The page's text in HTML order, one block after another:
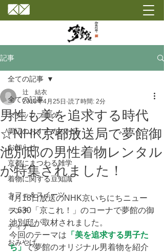
記事
全ての記事
スタッフブログ
周辺のおすすめのお店
お知らせ
京都にまつわる雑学
着物に関する豆知識
カフェ＆スイーツ
ランチ
ディナー
おみやげ
全ての記事
男性も美を追求する時代
☆NHK京都放送局で夢館御
池別邸の男性着物レンタル
が特集されました！
辻 結衣
2018年4月25日 読了時間: 2分
4月18日放送のNHK京いちにちニュー
ス630「京これ！」のコーナで夢館の御
池別邸が取材されました。
今回のテーマは 「美を追求する男子た
ち」で夢館のオリジナル男着物を紹介